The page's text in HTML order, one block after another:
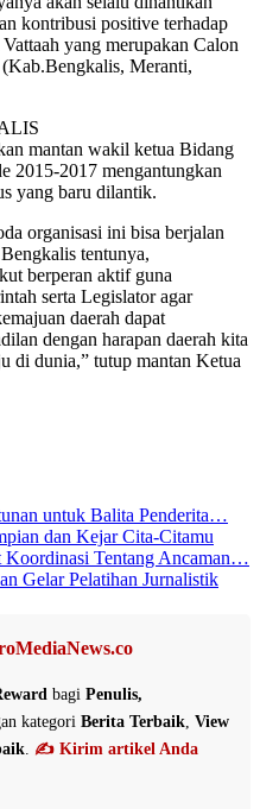
kontribusi positive terhadap
yang merupakan Calon
Meranti,
mantan wakil ketua Bidang
2015-2017 mengantungkan
yang baru dilantik.
organisasi ini bisa berjalan
tentunya,
berperan aktif guna
serta Legislator agar
daerah dapat
dengan harapan daerah kita
di dunia,” tutup mantan Ketua
untuk Balita Penderita…
dan Kejar Cita-Citamu
Tentang Ancaman…
Gelar Pelatihan Jurnalistik
bagi Penulis,
kategori Berita Terbaik View
✍️ Kirim artikel Anda